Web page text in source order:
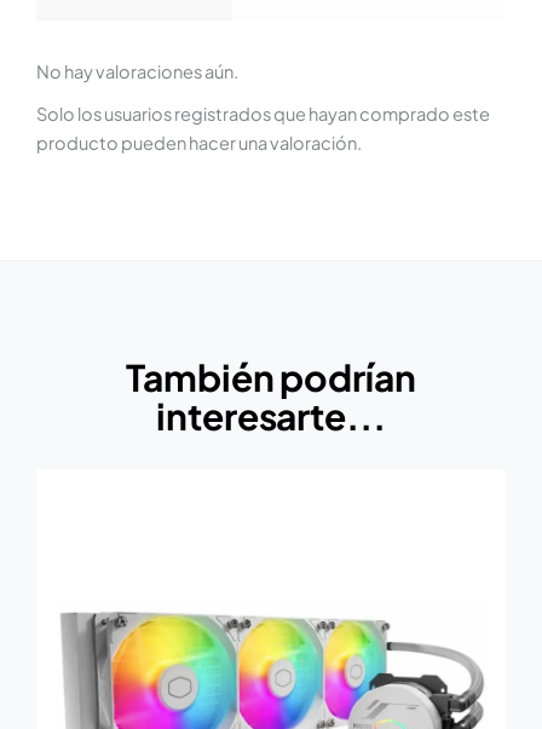
No hay valoraciones aún.
Solo los usuarios registrados que hayan comprado este
producto pueden hacer una valoración.
También podrían
interesarte...